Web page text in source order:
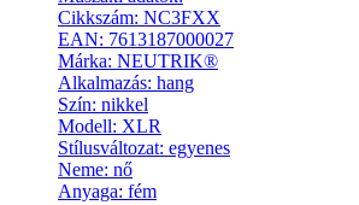
Cikkszám: NC3FXX
EAN: 7613187000027
Márka: NEUTRIK®
Alkalmazás: hang
Szín: nikkel
Modell: XLR
Stílusváltozat: egyenes
Neme: nő
Anyaga: fém